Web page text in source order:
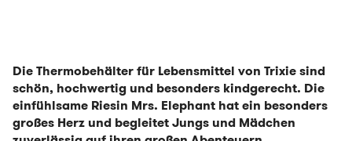
Die Thermobehälter für Lebensmittel von Trixie sind
schön, hochwertig und besonders kindgerecht. Die
einfühlsame Riesin Mrs. Elephant hat ein besonders
großes Herz und begleitet Jungs und Mädchen